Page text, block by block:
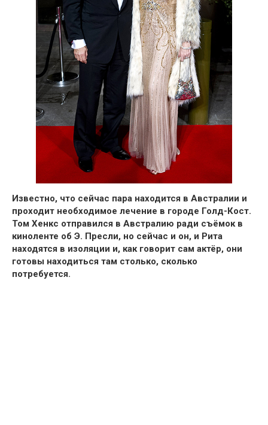
Известно, что сейчас пара находится в Австралии и
проходит необходимое лечение в городе Голд-Кост.
Том Хенкс отправился в Австралию ради съёмок в
киноленте об Э. Пресли, но сейчас и он, и Рита
находятся в изоляции и, как говорит сам актёр, они
готовы находиться там столько, сколько
потребуется.